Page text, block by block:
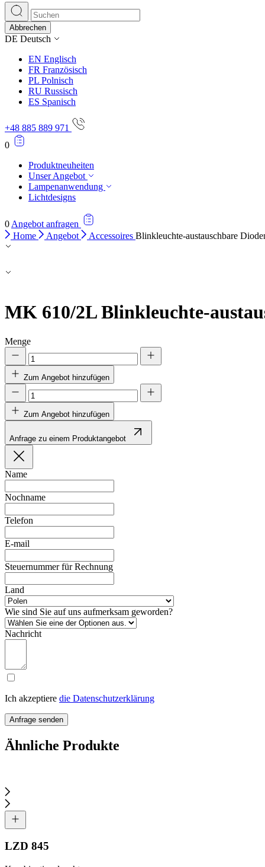
Abbrechen
DE Deutsch
EN Englisch
FR Französisch
PL Polnisch
RU Russisch
ES Spanisch
+48 885 889 971
0
Produktneuheiten
Unser Angebot
Lampenanwendung
Lichtdesigns
0 Angebot anfragen
Home
Angebot Accessoires Blinkleuchte-austauschbare
MK 610/2L Blinkleuchte-
Menge
Zum Angebot hinzufügen
Zum Angebot hinzufügen
Anfrage zu einem Produktangebot
Name
Nochname
Telefon
E-mail
Steuernummer für Rechnung
Land
Wie sind Sie auf uns aufmerksam geworden?
Nachricht
Ich akzeptiere die Datenschutzerklärung
Anfrage senden
Ähnliche Produkte
LZD 845